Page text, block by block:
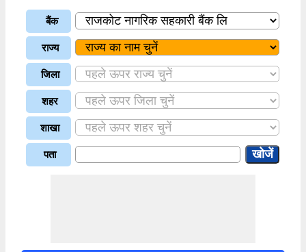
बैंक
राज्य
जिला
शहर
शाखा
पता